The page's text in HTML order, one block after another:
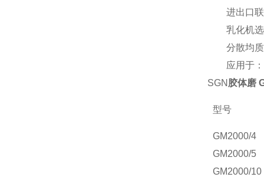
进出口联
乳化机选
分散均质
应用于：奶
SGN 胶体磨
型号
GM2000/4
GM2000/5
GM2000/10